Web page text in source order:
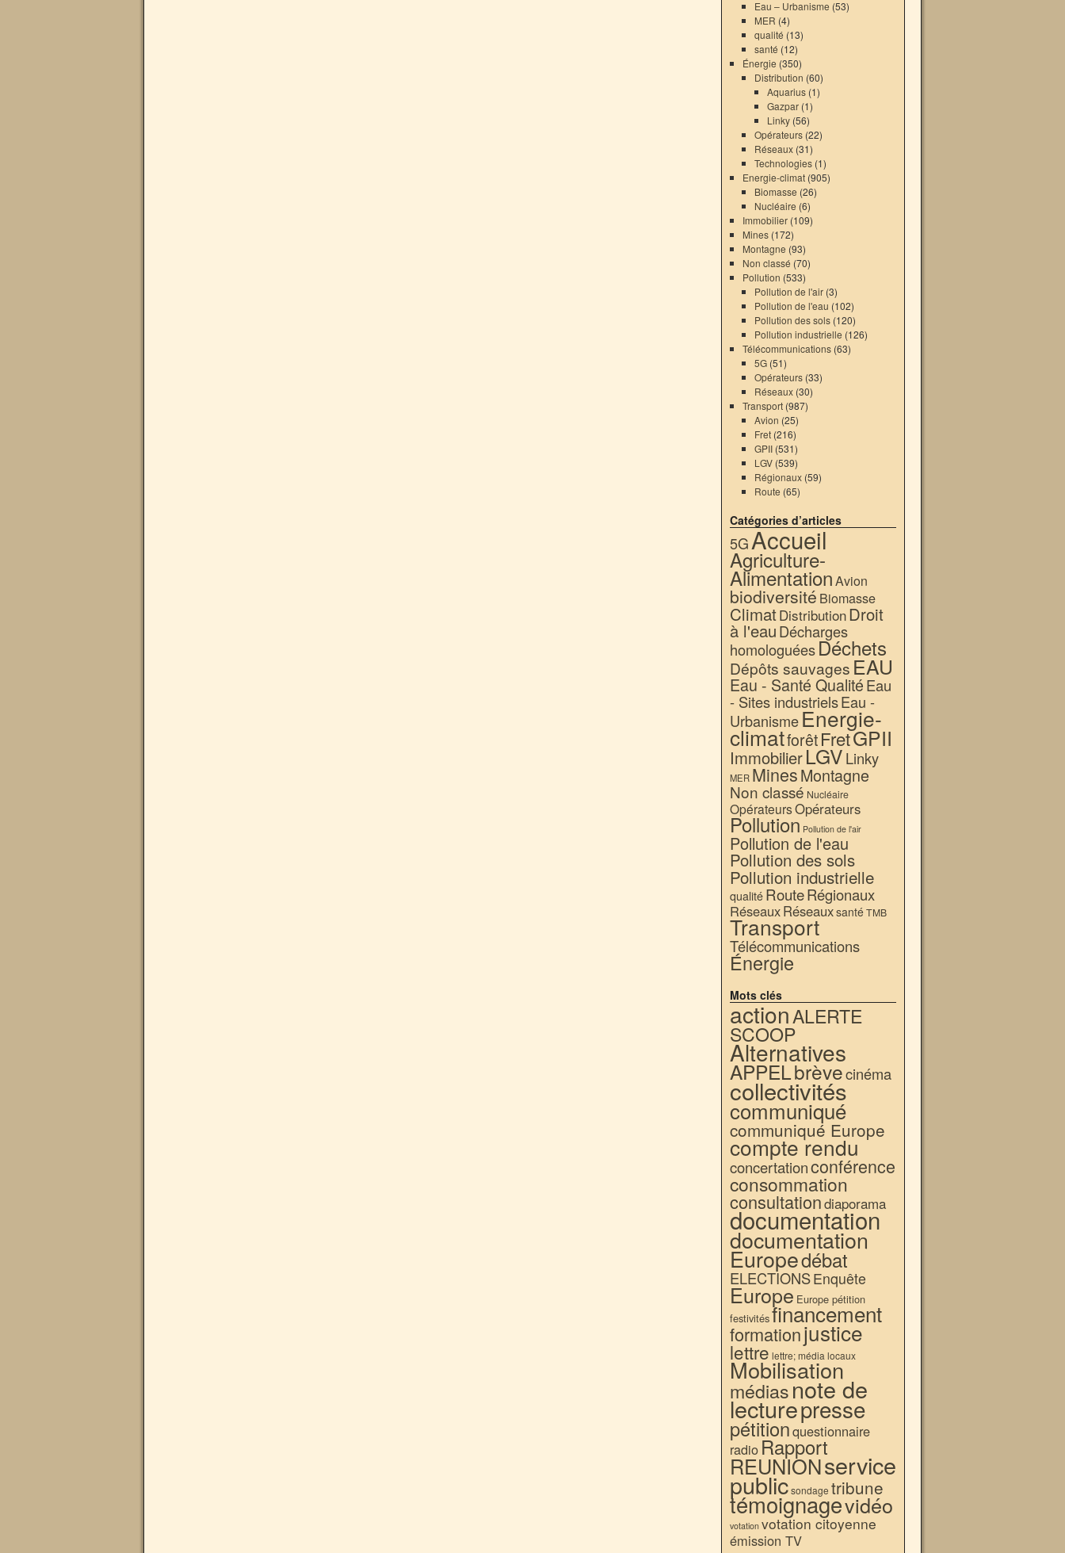
Eau – Urbanisme (53)
MER (4)
qualité (13)
santé (12)
Énergie (350)
Distribution (60)
Aquarius(1)
Gazpar(1)
Linky(56)
Opérateurs (22)
Réseaux (31)
Technologies (1)
Energie-climat(905)
Biomasse (26)
Nucléaire (6)
Immobilier(109)
Mines(172)
Montagne (93)
Non classé (70)
Pollution (533)
Pollution de l'air (3)
Pollution de l'eau (102)
Pollution des sols (120)
Pollution industrielle (126)
Télécommunications(63)
5G (51)
Opérateurs (33)
Réseaux (30)
Transport(987)
Avion (25)
Fret (216)
GPII (531)
LGV (539)
Régionaux (59)
Route (65)
Catégories d’articles
5GAccueil
Agriculture-
AlimentationAvion
biodiversité Biomasse
ClimatDistributionDroit
à l'eauDécharges
homologuéesDéchets
Dépôts sauvages EAU
Eau - Santé QualitéEau
- Sites industrielsEau -
UrbanismeEnergie-
climatforêtFretGPII
ImmobilierLGVLinky
MER MinesMontagne
Non classé Nucléaire
OpérateursOpérateurs
Pollution Pollution de l'air
Pollution de l'eau
Pollution des sols
Pollution industrielle
qualité RouteRégionaux
RéseauxRéseauxsantéTMB
Transport
Télécommunications
Énergie
Mots clés
actionALERTE
SCOOP
Alternatives
APPELbrèvecinéma
collectivités
communiqué
communiqué Europe
compte rendu
concertationconférence
consommation
consultationdiaporama
documentation
documentation
Europedébat
ELECTIONSEnquête
Europe Europe pétition
festivitésfinancement
formationjustice
lettre lettre; média locaux
Mobilisation
médiasnote de
lecturepresse
pétitionquestionnaire
radio Rapport
REUNIONservice
publicsondage tribune
témoignagevidéo
votation votation citoyenne
émission TV